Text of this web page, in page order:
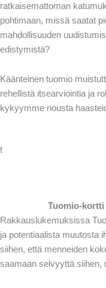
ratkaisemattoman
pohtimaan, missä saatat
mahdollisuuden
edistymistä?
Käänteinen tuomio
rehellistä itsearviointia ja
kykyymme nousta
t
Tuomio-kortti
Rakkauslukemuksissa
ja potentiaalista muutosta
siihen, että menneiden
saamaan selvyyttä siihen,